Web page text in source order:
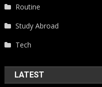
Routine
Study Abroad
Tech
LATEST